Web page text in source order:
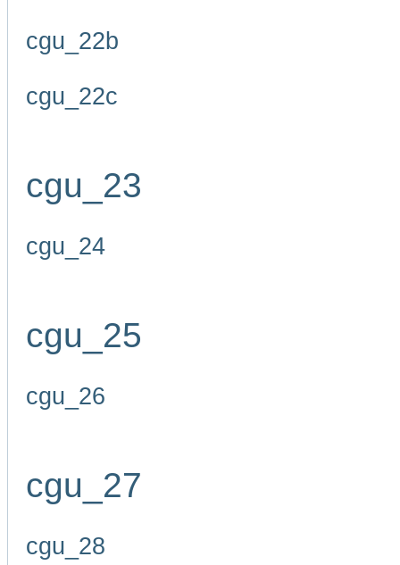
cgu_22b
cgu_22c
cgu_23
cgu_24
cgu_25
cgu_26
cgu_27
cgu_28